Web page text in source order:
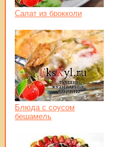
Салат из брокколи
Блюда с соусом
бешамель